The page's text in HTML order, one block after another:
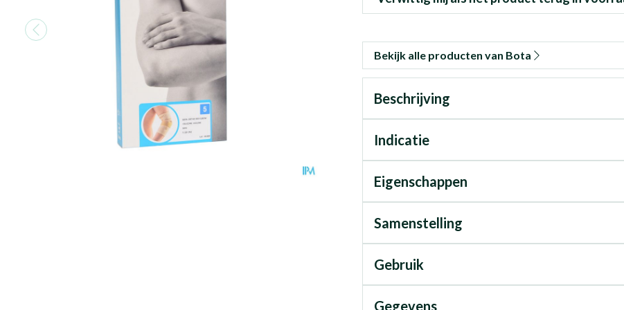
Bekijk alle producten van Bota
Beschrijving
Indicatie
Eigenschappen
Samenstelling
Gebruik
Gegevens